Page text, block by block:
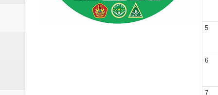
Laporan Koin Nu Kepuh Oktober
Laporan Koin Nu Donorejo
5
6
7